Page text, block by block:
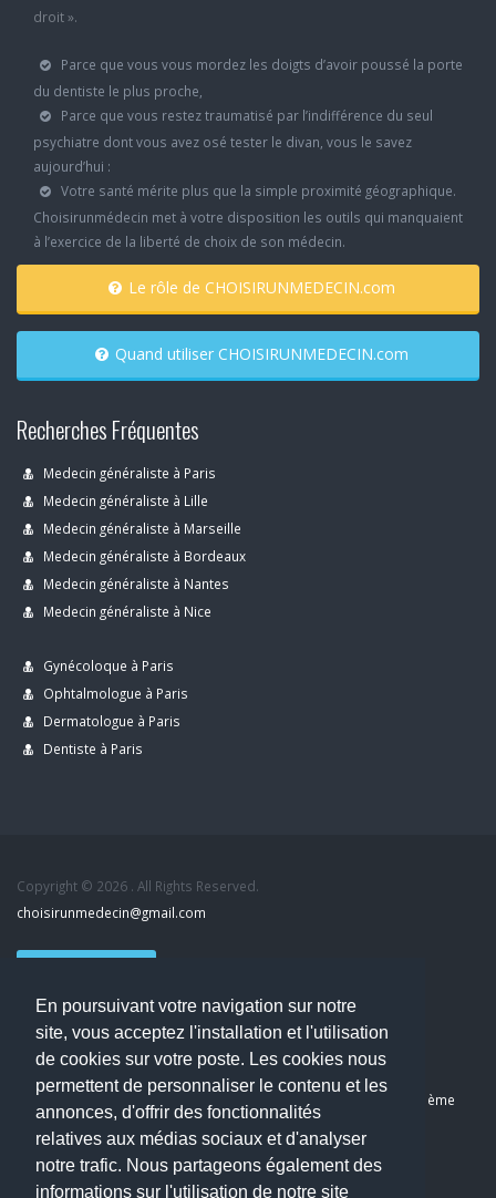
En poursuivant votre navigation sur notre
site, vous acceptez l'installation et l'utilisation
de cookies sur votre poste. Les cookies nous
permettent de personnaliser le contenu et les
annonces, d'offrir des fonctionnalités
relatives aux médias sociaux et d'analyser
notre trafic. Nous partageons également des
informations sur l'utilisation de notre site
droit ».
Parce que vous vous mordez les doigts d’avoir poussé la porte
du dentiste le plus proche,
Parce que vous restez traumatisé par l’indifférence du seul
psychiatre dont vous avez osé tester le divan, vous le savez
aujourd’hui :
Votre santé mérite plus que la simple proximité géographique.
Choisirunmédecin met à votre disposition les outils qui manquaient
à l’exercice de la liberté de choix de son médecin.
Le rôle de CHOISIRUNMEDECIN.com
Quand utiliser CHOISIRUNMEDECIN.com
Recherches Fréquentes
Medecin généraliste à Paris
Medecin généraliste à Lille
Medecin généraliste à Marseille
Medecin généraliste à Bordeaux
Medecin généraliste à Nantes
Medecin généraliste à Nice
Gynécoloque à Paris
Ophtalmologue à Paris
Dermatologue à Paris
Dentiste à Paris
Copyright © 2026 . All Rights Reserved.
choisirunmedecin@gmail.com
Nous contacter
Dernier avis : Kassab Mourad, Chirurgien orthopédiste à Paris 11ème
Mentions légales